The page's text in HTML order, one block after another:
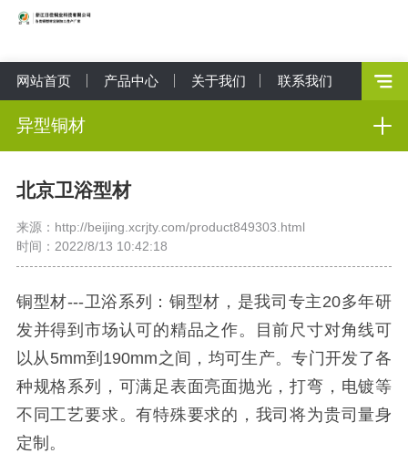
网站首页 产品中心 关于我们 联系我们
异型铜材
北京卫浴型材
来源：http://beijing.xcrjty.com/product849303.html
时间：2022/8/13 10:42:18
铜型材---卫浴系列：铜型材，是我司专主20多年研
发并得到市场认可的精品之作。目前尺寸对角线可
以从5mm到190mm之间，均可生产。专门开发了各
种规格系列，可满足表面亮面抛光，打弯，电镀等
不同工艺要求。有特殊要求的，我司将为贵司量身
定制。